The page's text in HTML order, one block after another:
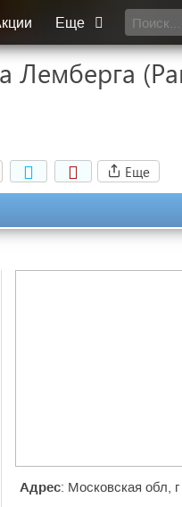
Еще
Лемберга
Еще
Адрес: Московская обл,